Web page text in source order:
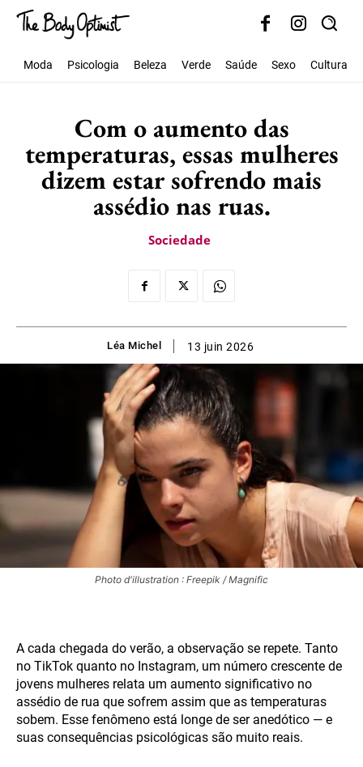
Moda Psicologia Beleza Verde Saúde Sexo Cultura
Com o aumento das
temperaturas, essas mulheres
dizem estar sofrendo mais
assédio nas ruas.
Sociedade
Léa Michel 13 juin 2026
Photo d'illustration : Freepik / Magnific
A cada chegada do verão, a observação se repete. Tanto
no TikTok quanto no Instagram, um número crescente de
jovens mulheres relata um aumento significativo no
assédio de rua que sofrem assim que as temperaturas
sobem. Esse fenômeno está longe de ser anedótico — e
suas consequências psicológicas são muito reais.